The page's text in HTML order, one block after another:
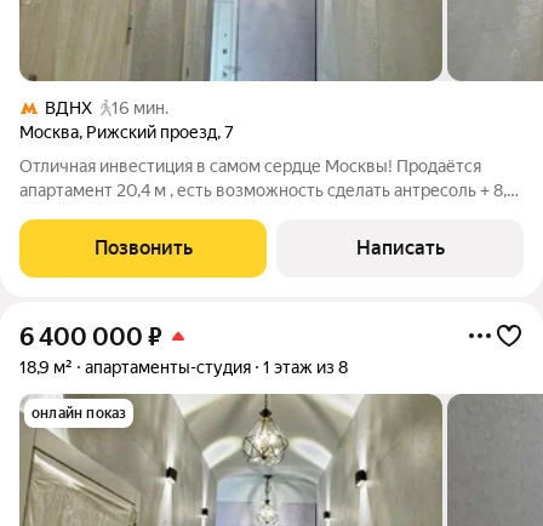
ВДНХ
16 мин.
Москва, Рижский проезд,7
Отличная инвестиция в самом сердце Москвы! Продаётся
апартамент 20,4 м , есть возможность сделать антресоль + 8,2
Престижный район у метро ВДНХ. Это не просто квартира это
ваш прибыльный актив в
Позвонить Написать
6 400 000 ₽
18,9 м² апартаменты-студия 1 этаж из 8
онлайн показ